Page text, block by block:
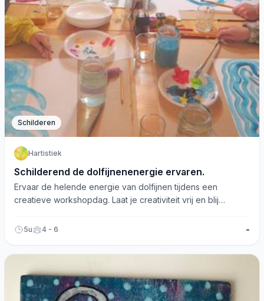
Schilderen
Hartistiek
Schilderend de dolfijnenenergie ervaren.
Ervaar de helende energie van dolfijnen tijdens een
creatieve workshopdag. Laat je creativiteit vrij en blij
5u 4 - 6 -